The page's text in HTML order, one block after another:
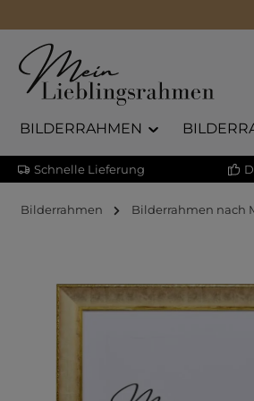
BILDERRAHMEN
Schnelle Lieferung
Bilderrahmen Bilderrahmen nach